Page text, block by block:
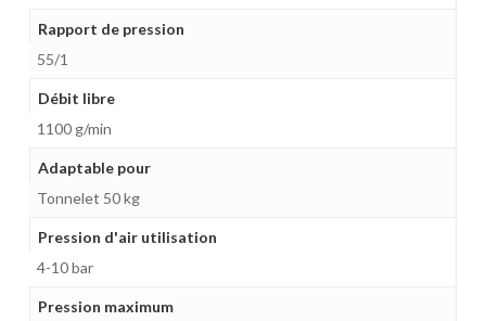
Rapport de pression
55/1
Débit libre
1100 g/min
Adaptable pour
Tonnelet 50 kg
Pression d'air utilisation
4-10 bar
Pression maximum